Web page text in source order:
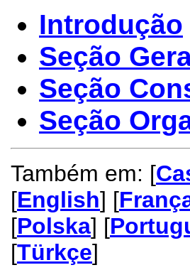
Introdução
Seção
Seção
Seção
Também em: [
[English] [
[Polska] [
[Türkçe]